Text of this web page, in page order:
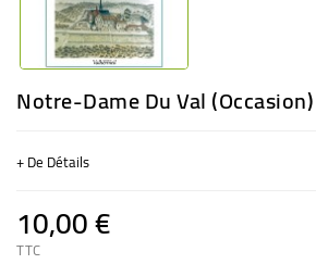
Notre-Dame Du Val (Occasion)
+ De Détails
10,00 €
TTC